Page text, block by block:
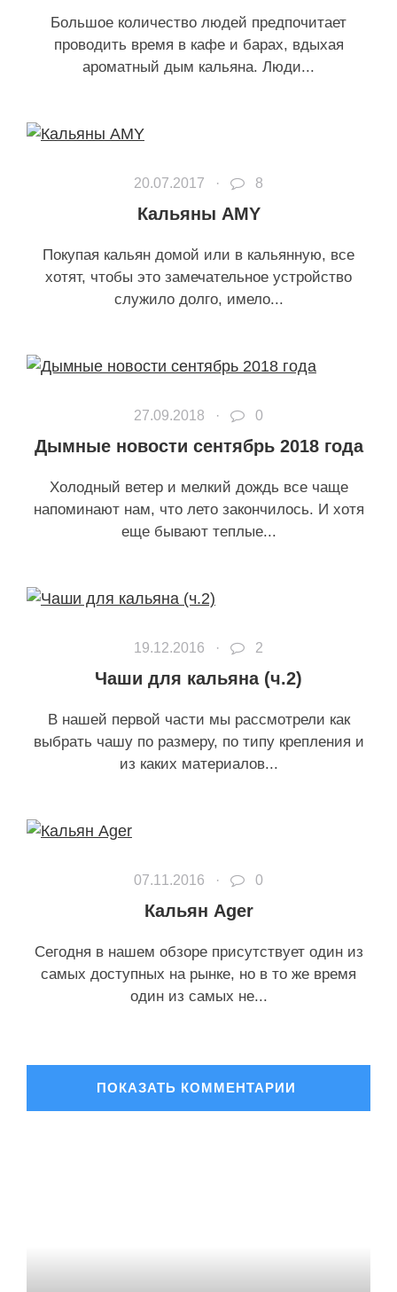
Большое количество людей предпочитает
проводить время в кафе и барах, вдыхая
ароматный дым кальяна. Люди...
20.07.2017 · 8
Кальяны AMY
Покупая кальян домой или в кальянную, все
хотят, чтобы это замечательное устройство
служило долго, имело...
27.09.2018 · 0
Дымные новости сентябрь 2018 года
Холодный ветер и мелкий дождь все чаще
напоминают нам, что лето закончилось. И хотя
еще бывают теплые...
19.12.2016 · 2
Чаши для кальяна (ч.2)
В нашей первой части мы рассмотрели как
выбрать чашу по размеру, по типу крепления и
из каких материалов...
07.11.2016 · 0
Кальян Ager
Сегодня в нашем обзоре присутствует один из
самых доступных на рынке, но в то же время
один из самых не...